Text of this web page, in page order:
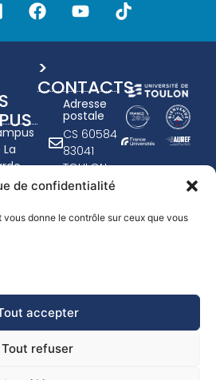
de confidentialité
donne le contrôle sur ceux que vous
accepter
Tout refuser
>
CONTACTS
Adresse
postale
CS 60584
83041
TOULON
CEDEX 9
94 14 20
Formulaire
de
contact